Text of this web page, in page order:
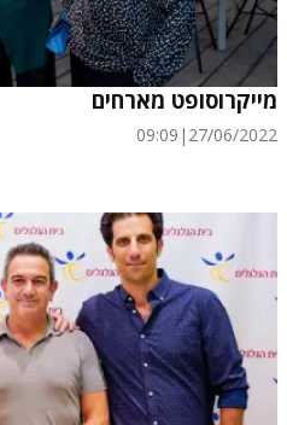
מייקרוסופט מארחים
27/06/2022
|
09:09